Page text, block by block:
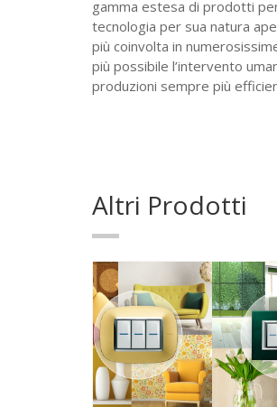
gamma estesa di prodotti
tecnologia per sua natura
più coinvolta in
più possibile l’intervento
produzioni sempre più
Altri Prodotti